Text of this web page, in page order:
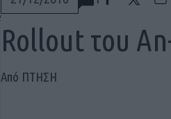
Rollout του
Από ΠΤΗΣΗ